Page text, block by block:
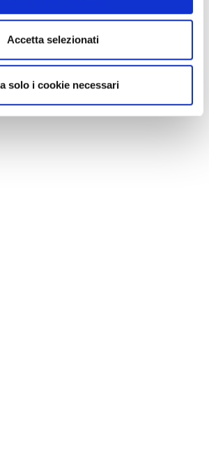
Accetta selezionati
solo i cookie necessari